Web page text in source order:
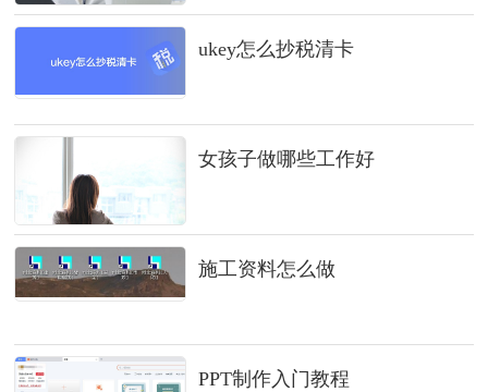
ukey怎么抄税清卡
女孩子做哪些工作好
施工资料怎么做
PPT制作入门教程